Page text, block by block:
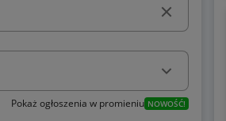
Pokaż ogłoszenia w promieniu NOWOŚĆ!